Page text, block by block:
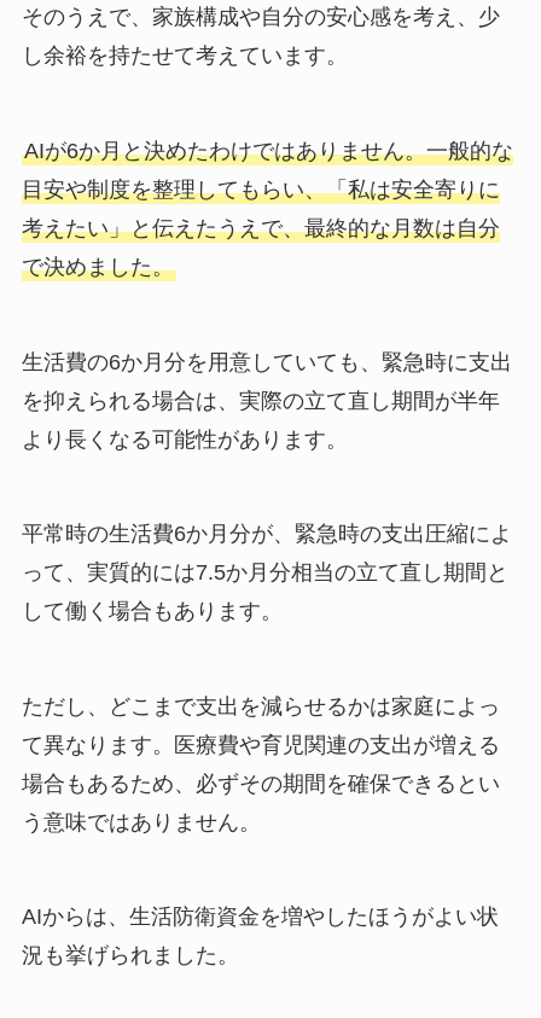
そのうえで、家族構成や自分の安心感を考え、少
し余裕を持たせて考えています。
AIが6か月と決めたわけではありません。一般的な
目安や制度を整理してもらい、「私は安全寄りに
考えたい」と伝えたうえで、最終的な月数は自分
で決めました。
生活費の6か月分を用意していても、緊急時に支出
を抑えられる場合は、実際の立て直し期間が半年
より長くなる可能性があります。
平常時の生活費6か月分が、緊急時の支出圧縮によ
って、実質的には7.5か月分相当の立て直し期間と
して働く場合もあります。
ただし、どこまで支出を減らせるかは家庭によっ
て異なります。医療費や育児関連の支出が増える
場合もあるため、必ずその期間を確保できるとい
う意味ではありません。
AIからは、生活防衛資金を増やしたほうがよい状
況も挙げられました。